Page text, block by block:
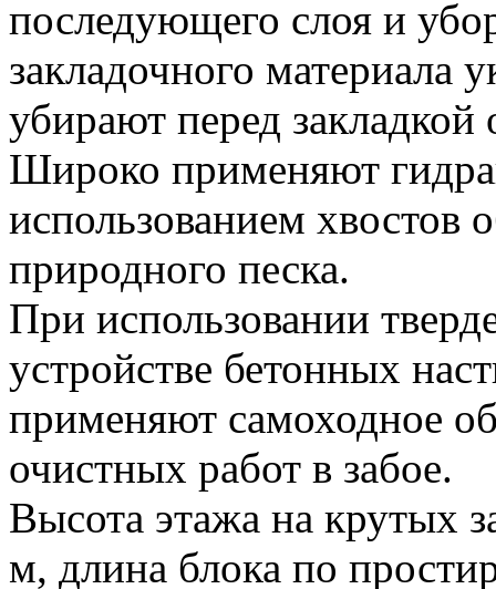
последующего слоя и
закладочного материала
убирают перед закладкой
Широко применяют
использованием хвостов
природного песка.
При использовании
устройстве бетонных
применяют самоходное
очистных работ в забое.
Высота этажа на крутых
м, длина блока по